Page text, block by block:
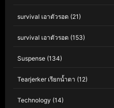
survival เอาตัวรอด (21)
survival เอาตัวรอด (153)
Suspense (134)
Tearjerker เรียกน้ำตา (12)
Technology (14)